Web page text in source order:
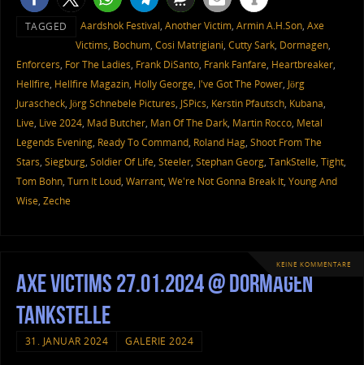
TAGGED Aardshok Festival, Another Victim, Armin A.H.Son, Axe
Victims, Bochum, Cosi Matrigiani, Cutty Sark, Dormagen,
Enforcers, For The Ladies, Frank DiSanto, Frank Fanfare, Heartbreaker,
Hellfire, Hellfire Magazin, Holly George, I've Got The Power, Jörg
Jurascheck, Jörg Schnebele Pictures, JSPics, Kerstin Pfautsch, Kubana,
Live, Live 2024, Mad Butcher, Man Of The Dark, Martin Rocco, Metal
Legends Evening, Ready To Command, Roland Hag, Shoot From The
Stars, Siegburg, Soldier Of Life, Steeler, Stephan Georg, TankStelle, Tight,
Tom Bohn, Turn It Loud, Warrant, We're Not Gonna Break It, Young And
Wise, Zeche
KEINE KOMMENTARE
Axe Victims 27.01.2024 @ Dormagen
Tankstelle
31. JANUAR 2024 GALERIE 2024